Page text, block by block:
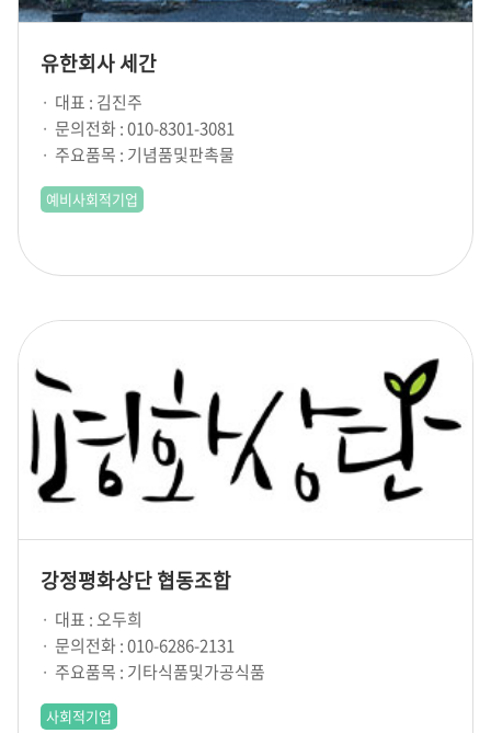
유한회사 세간
대표 : 김진주
문의전화 : 010-8301-3081
주요품목 : 기념품및판촉물
예비사회적기업
강정평화상단 협동조합
대표 : 오두희
문의전화 : 010-6286-2131
주요품목 : 기타식품및가공식품
사회적기업